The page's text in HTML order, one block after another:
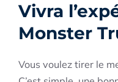
Vivra
Monster
Vous voulez tirer le